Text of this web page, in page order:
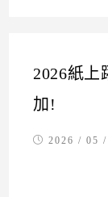
2026紙上
加!
Post2026 / 05 /